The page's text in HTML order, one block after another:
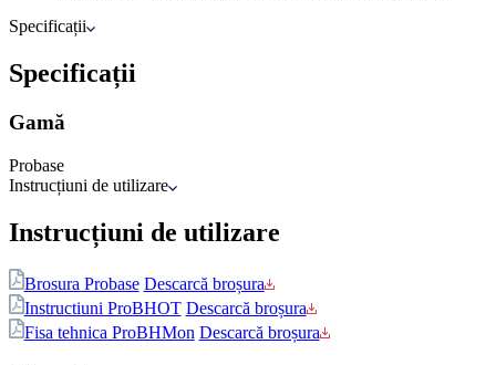
Specificații
Specificații
Gamă
Probase
Instrucțiuni de utilizare
Instrucțiuni de utilizare
Brosura Probase Descarcă broșura
Instructiuni ProBHOT Descarcă broșura
Fisa tehnica ProBHMon Descarcă broșura